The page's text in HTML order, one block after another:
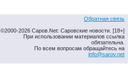
Обратная связь
©2000-2026 Саров.Net: Саровские новости. [18+]
При использовании материалов ссылка
обязательна.
По всем вопросам обращайтесь на
info@sarov.net